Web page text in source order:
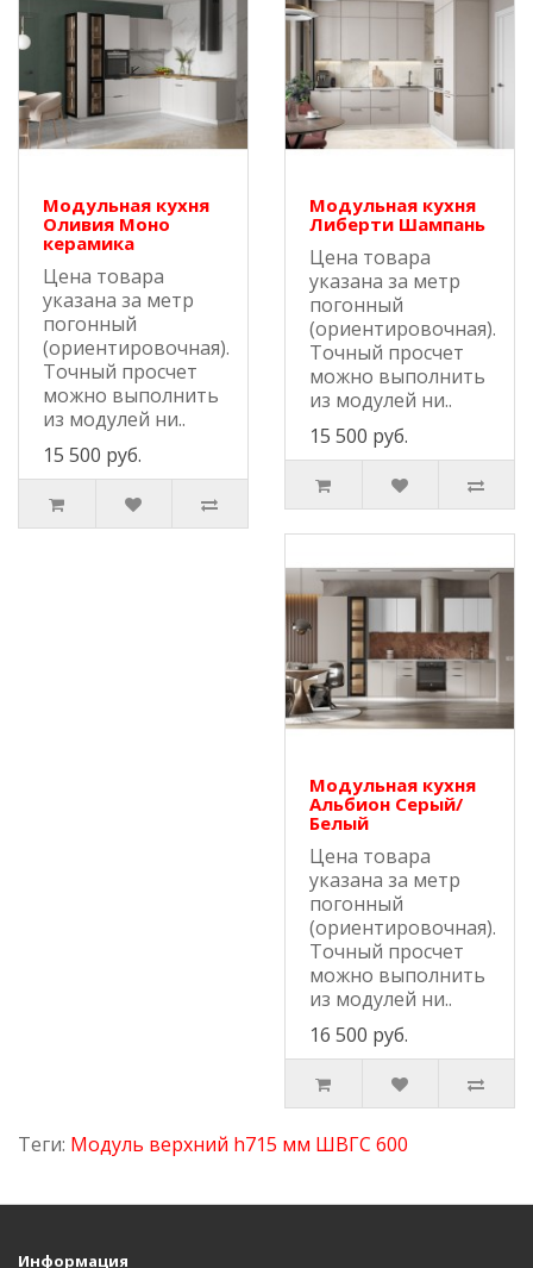
Модульная кухня
Оливия Моно
керамика
Цена товара
указана за метр
погонный
(ориентировочная).
Точный просчет
можно выполнить
из модулей ни..
15 500 руб.
Модульная кухня
Либерти Шампань
Цена товара
указана за метр
погонный
(ориентировочная).
Точный просчет
можно выполнить
из модулей ни..
15 500 руб.
Модульная кухня
Альбион Серый/
Белый
Цена товара
указана за метр
погонный
(ориентировочная).
Точный просчет
можно выполнить
из модулей ни..
16 500 руб.
Теги: Модуль верхний h715 мм ШВГС 600
Информация